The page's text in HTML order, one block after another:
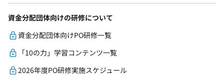
資金分配団体向けの研修について
資金分配団体向けPO研修一覧
「10の力」学習コンテンツ一覧
2026年度PO研修実施スケジュール